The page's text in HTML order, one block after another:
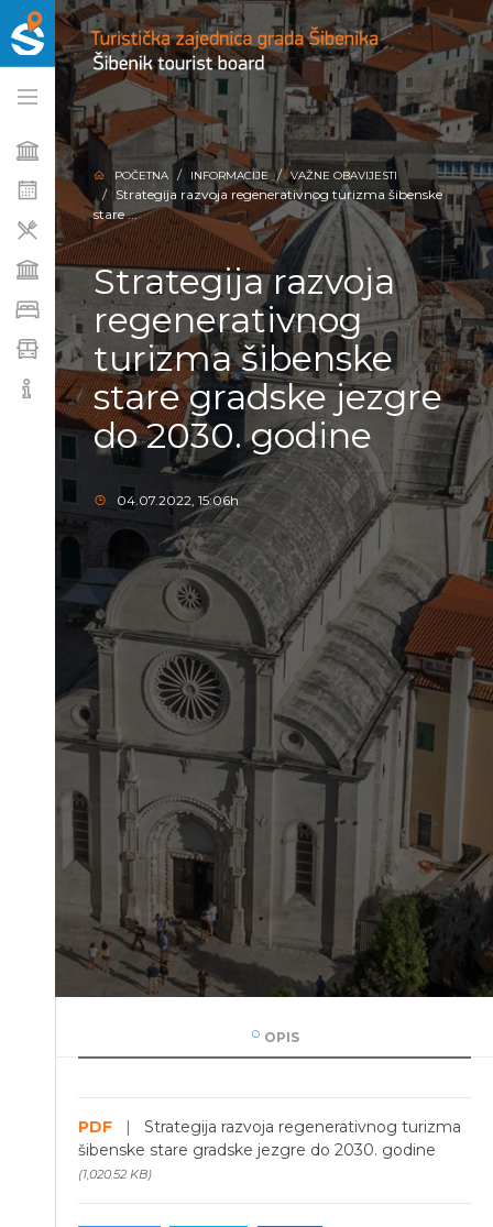
POČETNA INFORMACIJE VAŽNE OBAVIJESTI
Strategija razvoja regenerativnog turizma šibenske
stare ...
Strategija razvoja
regenerativnog
turizma šibenske
stare gradske jezgre
do 2030. godine
04.07.2022, 15:06h
OPIS
PDF | Strategija razvoja regenerativnog turizma
šibenske stare gradske jezgre do 2030. godine
(1,020.52 KB)